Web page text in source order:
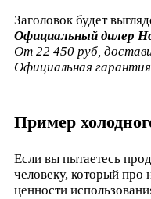
Заголовок будет
Официальный дилер
От 22 450 руб,
Официальная
Пример
Если вы пытаетесь
человеку, который
ценности